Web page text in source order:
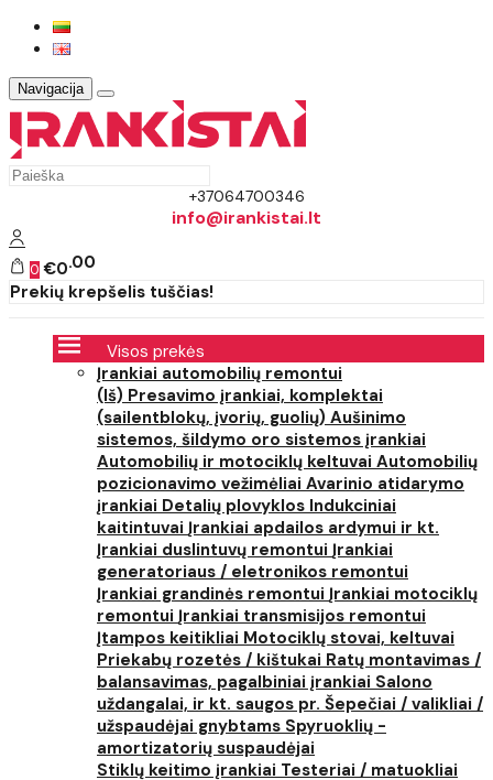
Navigacija
+37064700346
info@irankistai.lt
0 €0 00
Prekių krepšelis tuščias!
Visos prekės
Įrankiai automobilių remontui
(Iš) Presavimo įrankiai, komplektai
(sailentblokų, įvorių, guolių) Aušinimo
sistemos, šildymo oro sistemos įrankiai
Automobilių ir motociklų keltuvai Automobilių
pozicionavimo vežimėliai Avarinio atidarymo
įrankiai Detalių plovyklos Indukciniai
kaitintuvai Įrankiai apdailos ardymui ir kt.
Įrankiai duslintuvų remontui Įrankiai
generatoriaus / eletronikos remontui
Įrankiai grandinės remontui Įrankiai motociklų
remontui Įrankiai transmisijos remontui
Įtampos keitikliai Motociklų stovai, keltuvai
Priekabų rozetės / kištukai Ratų montavimas /
balansavimas, pagalbiniai įrankiai Salono
uždangalai, ir kt. saugos pr. Šepečiai / valikliai /
užspaudėjai gnybtams Spyruoklių -
amortizatorių suspaudėjai
Stiklų keitimo įrankiai Testeriai / matuokliai